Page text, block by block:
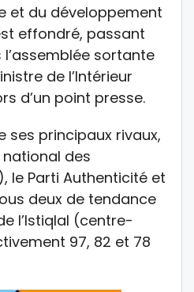
et du développement
effondré, passant
l’assemblée sortante
de l’Intérieur
d’un point presse.
ses principaux rivaux,
des
le Parti Authenticité et
deux de tendance
l’Istiqlal (centre-
97, 82 et 78